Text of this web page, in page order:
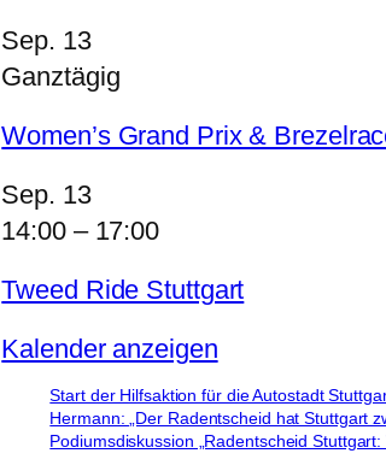
Sep. 13
Ganztägig
Women’s Grand Prix &
Sep. 13
14:00– 17:00
Tweed Ride Stuttgart
Kalender anzeigen
Start der Hilfsaktion für die Autostadt
Hermann: „Der Radentscheid hat Stuttgart
Podiumsdiskussion „Radentscheid